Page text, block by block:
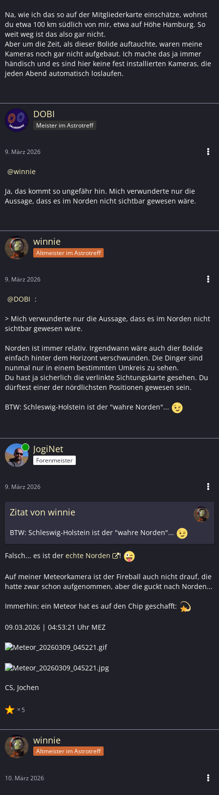
Na, wie ich das so auf der Mitgliederkarte einschätze, wohnst
du etwa 100 km südlich von mir, etwa auf Höhe Hamburg. So
weit weg ist das also gar nicht.
Aber um die Zeit, als dieser Bolide auftauchte, waren meine
Kameras noch gar nicht aufgebaut. Ich mache das ja immer
händisch und es sind hier keine fest installierten Kameras, die
jeden Abend automatisch loslaufen.
DOBI
Meister im Astrotreff
9. März 2026
winnie
Ja, das kommt so ungefähr hin. Mich verwunderte nur die
Aussage, dass es im Norden nicht sichtbar gewesen wäre.
winnie
Altmeister im Astrotreff
9. März 2026
DOBI :
> Mich verwunderte nur die Aussage, dass es im Norden nicht
sichtbar gewesen wäre.
Norden ist immer relativ. Irgendwann wäre auch dier Bolide
einfach hinter dem Horizont verschwunden. Die Dinger sind
nunmal nur in einem bestimmten Umkreis zu sehen.
Du hast ja sicherlich die verlinkte Sichtungskarte gesehen. Du
dürftest einer der nördlichsten Positionen gewesen sein.
BTW: Schleswig-Holstein ist der "wahre Norden"...
Online JogiNet
Forenmeister
9. März 2026
Zitat von winnie
BTW: Schleswig-Holstein ist der "wahre Norden"...
Falsch... es ist der echte Norden !
Auf meiner Meteorkamera ist der Fireball auch nicht drauf, die
hatte zwar schon aufgenommen, aber die guckt nach Norden...
Immerhin: ein Meteor hat es auf den Chip geschafft:
09.03.2026 | 04:53:21 Uhr MEZ
CS, Jochen
5
winnie
Altmeister im Astrotreff
10. März 2026